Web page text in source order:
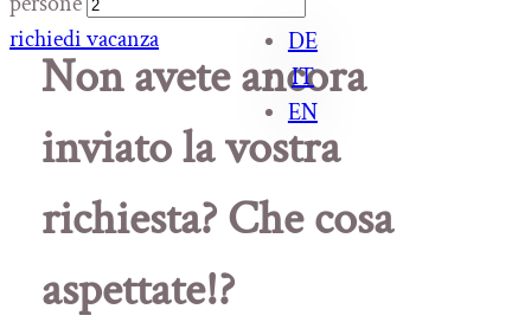
DE
IT
EN
richiedi vacanza
Non avete ancora
inviato la vostra
richiesta? Che cosa
aspettate!?